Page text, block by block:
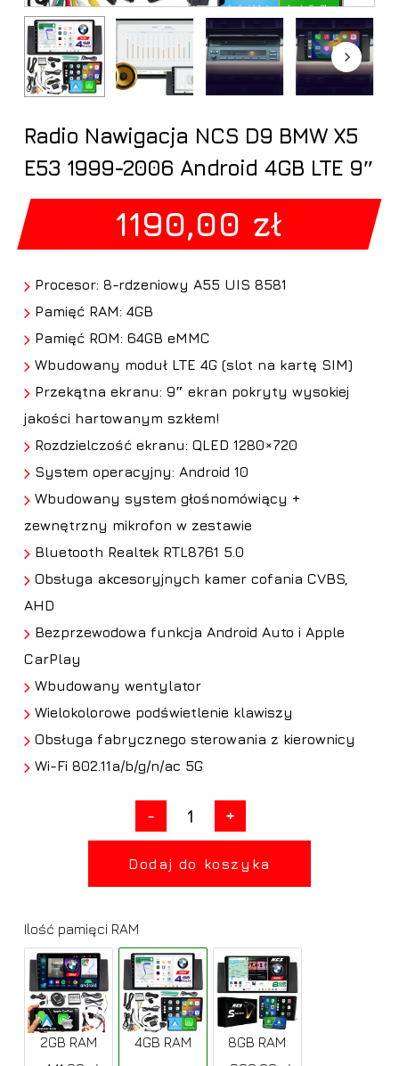
Radio Nawigacja NCS D9 BMW X5
E53 1999-2006 Android 4GB LTE 9″
1190,00 zł
Procesor: 8-rdzeniowy A55 UIS 8581
Pamięć RAM: 4GB
Pamięć ROM: 64GB eMMC
Wbudowany moduł LTE 4G (slot na kartę SIM)
Przekątna ekranu: 9″ ekran pokryty wysokiej
jakości hartowanym szkłem!
Rozdzielczość ekranu: QLED 1280×720
System operacyjny: Android 10
Wbudowany system głośnomówiący +
zewnętrzny mikrofon w zestawie
Bluetooth Realtek RTL8761 5.0
Obsługa akcesoryjnych kamer cofania CVBS,
AHD
Bezprzewodowa funkcja Android Auto i Apple
CarPlay
Wbudowany wentylator
Wielokolorowe podświetlenie klawiszy
Obsługa fabrycznego sterowania z kierownicy
Wi-Fi 802.11a/b/g/n/ac 5G
Dodaj do koszyka
Ilość pamięci RAM
2GB RAM
4GB RAM
8GB RAM